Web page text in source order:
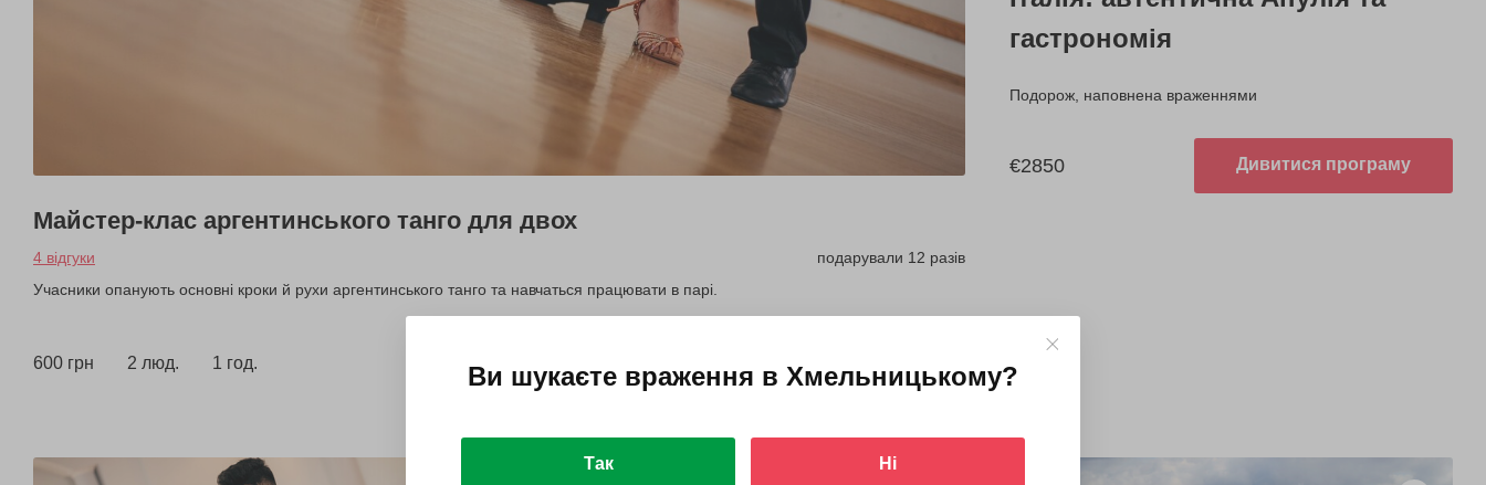
Майстер-клас аргентинського танго для двох
4 відгуки
подарували 12 разів
Учасники опанують основні кроки й рухи аргентинського танго та навчаться працювати в парі.
600 грн 2 люд. 1 год.
гастрономія
Подорож, наповнена враженнями
€2850 Дивитися програму
Ви шукаєте враження в Хмельницькому?
Так Ні